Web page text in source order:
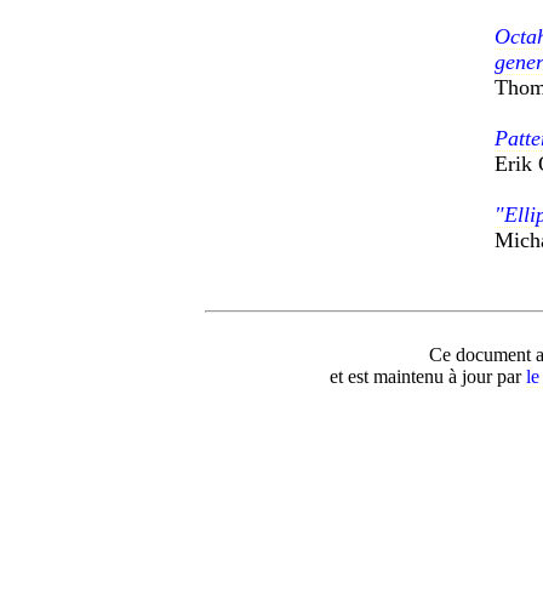
Erik
Ce document
et est maintenu à jour parle